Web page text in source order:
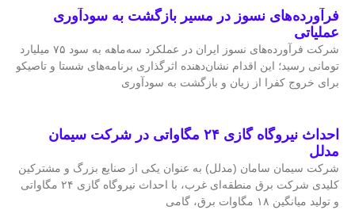
فرآورده‌های نسوز در مسیر بازگشت به سودآوری
عملیاتی
شرکت فرآورده‌های نسوز ایران در عملکرد سه‌ماهه به سود ۷۵ میلیارد
تومانی رسید؛ این اقدام نشان‌دهنده اثرگذاری برنامه‌های شستا و تاصیکو
برای خروج کفرا از زیان و بازگشت به سودآوری
احداث نیروگاه گازی ۲۴ مگاواتی در شرکت سیمان
مدلل
شرکت سیمان سامان (مدلل) به عنوان یکی از صنایع بزرگ و مشترکین
کلیدی شرکت برق منطقه‌ای غرب، با احداث نیروگاه گازی ۲۴ مگاواتی
و تولید میانگین ۱۸ مگاوات برق، گامی